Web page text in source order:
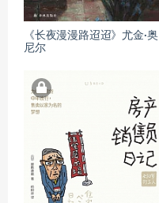
《长夜漫漫路迢迢》尤金·奥
尼尔